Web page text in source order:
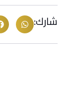
شارك: